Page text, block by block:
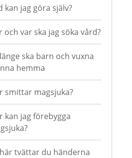
kan jag göra själv?
och var ska jag söka vård?
ska barn och vuxna
hemma
smittar magsjuka?
kan jag förebygga
tvättar du händerna